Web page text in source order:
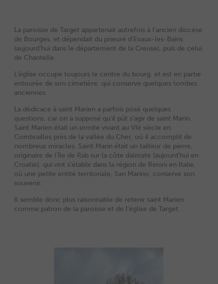
La paroisse de Target appartenait autrefois à l’ancien diocèse
de Bourges, et dépendait du prieuré d’Evaux-les-Bains
(aujourd’hui dans le département de la Creuse), puis de celui
de Chantelle.
L’église occupe toujours le centre du bourg, et est en partie
entourée de son cimetière, qui conserve quelques tombes
anciennes.
La dédicace à saint Marien a parfois posé quelques
questions, car on a supposé qu’il pût s’agir de saint Marin.
Saint Marien était un ermite vivant au VIè siècle en
Combrailles près de la vallée du Cher, où il accomplit de
nombreux miracles. Saint Marin était un tailleur de pierre,
originaire de l’île de Rab sur la côte dalmate (aujourd’hui en
Croatie), qui vint s’établir dans la région de Rimini en Italie,
où une petite entité territoriale, San Marino, conserve son
souvenir.
Il semble donc plus raisonnable de retenir saint Marien
comme patron de la paroisse et de l’église de Target.